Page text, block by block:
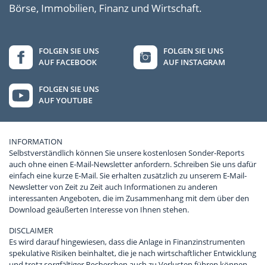
Börse, Immobilien, Finanz und Wirtschaft.
FOLGEN SIE UNS
AUF FACEBOOK
FOLGEN SIE UNS
AUF INSTAGRAM
FOLGEN SIE UNS
AUF YOUTUBE
INFORMATION
Selbstverständlich können Sie unsere kostenlosen Sonder-Reports
auch ohne einen E-Mail-Newsletter anfordern. Schreiben Sie uns dafür
einfach eine kurze E-Mail. Sie erhalten zusätzlich zu unserem E-Mail-
Newsletter von Zeit zu Zeit auch Informationen zu anderen
interessanten Angeboten, die im Zusammenhang mit dem über den
Download geäußerten Interesse von Ihnen stehen.
DISCLAIMER
Es wird darauf hingewiesen, dass die Anlage in Finanzinstrumenten
spekulative Risiken beinhaltet, die je nach wirtschaftlicher Entwicklung